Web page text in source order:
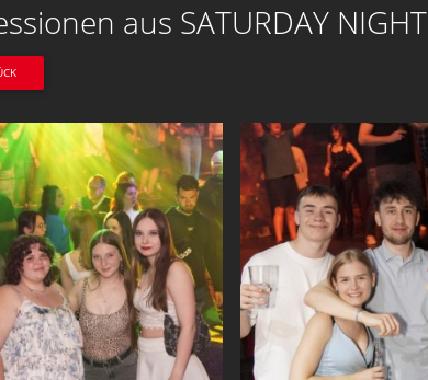
aus SATURDAY NIGHT